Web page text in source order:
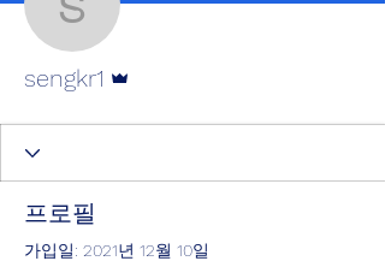
sengkr1
sengkr1
프로필
가입일: 2021년 12월 10일